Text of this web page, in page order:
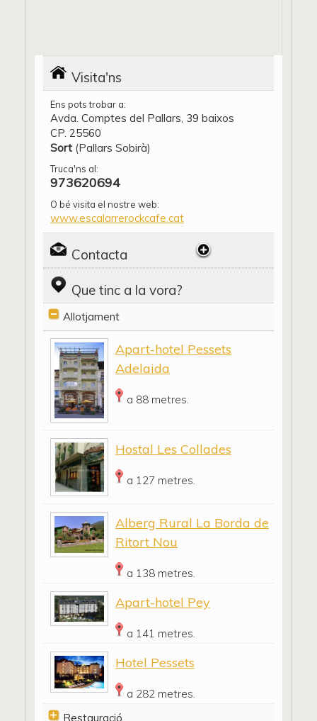
Visita'ns
Ens pots trobar a:
Avda. Comptes del Pallars, 39 baixos
CP. 25560
Sort (Pallars Sobirà)
Truca'ns al:
973620694
O bé visita el nostre web:
www.escalarrerockcafe.cat
Contacta
Que tinc a la vora?
Allotjament
Apart-hotel Pessets
Adelaida
a 88 metres.
Hostal Les Collades
a 127 metres.
Alberg Rural La Borda de
Ritort Nou
a 138 metres.
Apart-hotel Pey
a 141 metres.
Hotel Pessets
a 282 metres.
Restauració